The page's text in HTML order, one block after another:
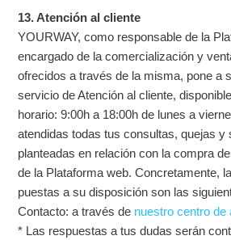
13. Atención al cliente
YOURWAY, como responsable de la
encargado de la comercialización y
ofrecidos a través de la misma, pone a
servicio de Atención al cliente,
horario: 9:00h a 18:00h de lunes a
atendidas todas tus consultas, quejas y
planteadas en relación con la compra
de la Plataforma web. Concretamente,
puestas a su disposición son las
Contacto: a través de nuestro centro de
* Las respuestas a tus dudas serán